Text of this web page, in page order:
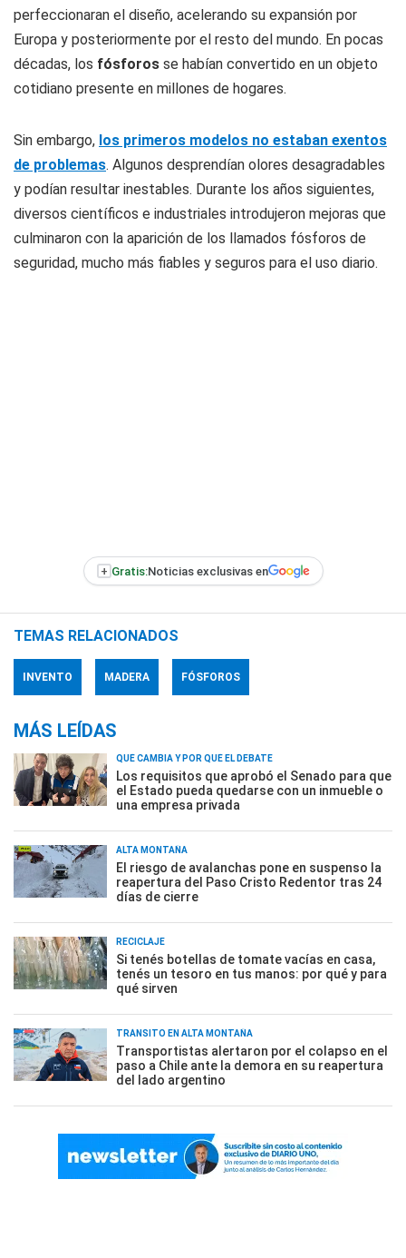
perfeccionaran el diseño, acelerando su expansión por
Europa y posteriormente por el resto del mundo. En pocas
décadas, los fósforos se habían convertido en un objeto
cotidiano presente en millones de hogares.
Sin embargo, los primeros modelos no estaban exentos
de problemas. Algunos desprendían olores desagradables
y podían resultar inestables. Durante los años siguientes,
diversos científicos e industriales introdujeron mejoras que
culminaron con la aparición de los llamados fósforos de
seguridad, mucho más fiables y seguros para el uso diario.
+ Gratis:Noticias exclusivas en
TEMAS RELACIONADOS
INVENTO MADERA FÓSFOROS
MÁS LEÍDAS
QUÉ CAMBIA Y POR QUÉ EL DEBATE
Los requisitos que aprobó el Senado para que
el Estado pueda quedarse con un inmueble o
una empresa privada
ALTA MONTAÑA
El riesgo de avalanchas pone en suspenso la
reapertura del Paso Cristo Redentor tras 24
días de cierre
RECICLAJE
Si tenés botellas de tomate vacías en casa,
tenés un tesoro en tus manos: por qué y para
qué sirven
TRÁNSITO EN ALTA MONTAÑA
Transportistas alertaron por el colapso en el
paso a Chile ante la demora en su reapertura
del lado argentino